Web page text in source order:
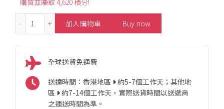
0.45ct V-Shaped Design Pear Green Diamond Ring 數量
加入購物車 Buy now
全球送貨免運費
送達時間：香港地區
約5-7個工作天；其他地
區
約7-14個工作天，實際送貨時間以送遞商
之運送時間為準。